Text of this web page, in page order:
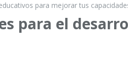
para mejorar tus
para el